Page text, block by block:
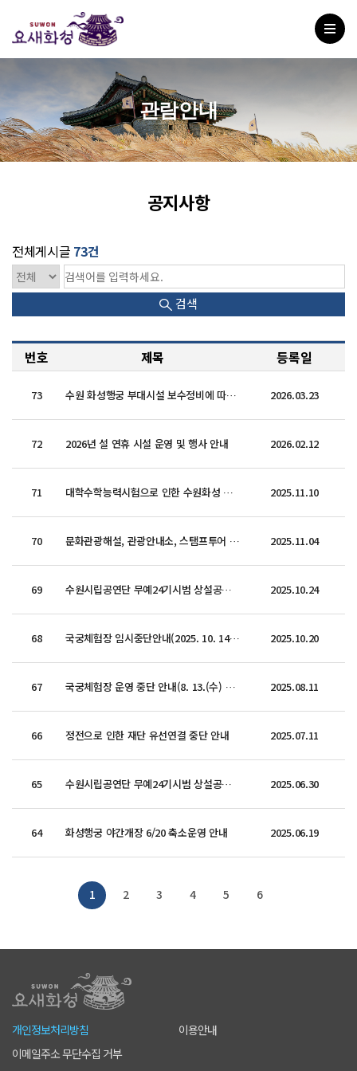
관람안내
공지사항
전체게시글 73건
검색
번호 제목 등록일
73 수원 화성행궁 부대시설 보수정비에 따른 일부구역 관람제한 안내 2026.03.23
72 2026년 설 연휴 시설 운영 및 행사 안내 2026.02.12
71 대학수학능력시험으로 인한 수원화성 관광체험 운영시간 변경 안내 2025.11.10
70 문화관광해설, 관광안내소, 스탬프투어 미운영(11/3, 11/11) 안내 2025.11.04
69 수원시립공연단 무예24기시범 상설공연 휴연 안내(10/25) 2025.10.24
68 국궁체험장 임시중단안내(2025. 10. 14. ~ 10. 31.) 2025.10.20
67 국궁체험장 운영 중단 안내(8. 13.(수) 10:30~12:00) 2025.08.11
66 정전으로 인한 재단 유선연결 중단 안내 2025.07.11
65 수원시립공연단 무예24기시범 상설공연 혹서기 정기휴연 안내 2025.06.30
64 화성행궁 야간개장 6/20 축소운영 안내 2025.06.19
1 2 3 4 5 6
개인정보처리방침
이용안내
이메일주소 무단수집 거부